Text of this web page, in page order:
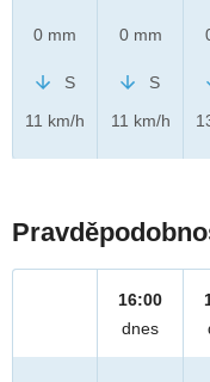
0 mm
S
11 km/h
0 mm
S
11 km/h
16:00
dnes